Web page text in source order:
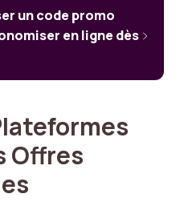
un code promo
en ligne dès
Offres